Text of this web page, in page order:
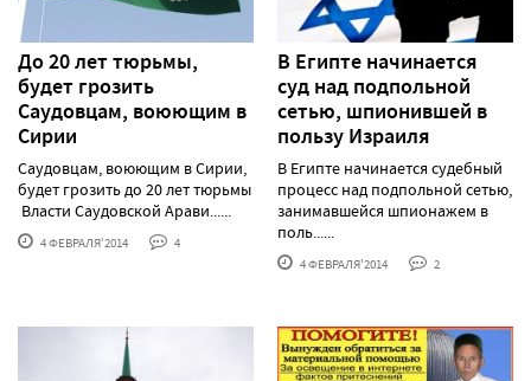
До 20 лет тюрьмы,
будет грозить
Саудовцам, воюющим в
Сирии
Саудовцам, воюющим в Сирии,
будет грозить до 20 лет тюрьмы
Власти Саудовской Арави......
4 ФЕВРАЛЯ'2014 4
В Египте начинается
суд над подпольной
сетью, шпионившей в
пользу Израиля
В Египте начинается судебный
процесс над подпольной сетью,
занимавшейся шпионажем в
поль......
4 ФЕВРАЛЯ'2014 2